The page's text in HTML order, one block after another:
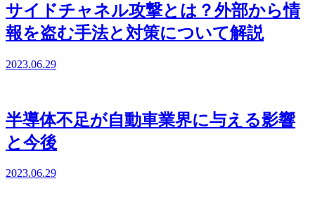
サイドチャネル攻撃とは？外部から情
報を盗む手法と対策について解説
2023.06.29
半導体不足が自動車業界に与える影響
と今後
2023.06.29